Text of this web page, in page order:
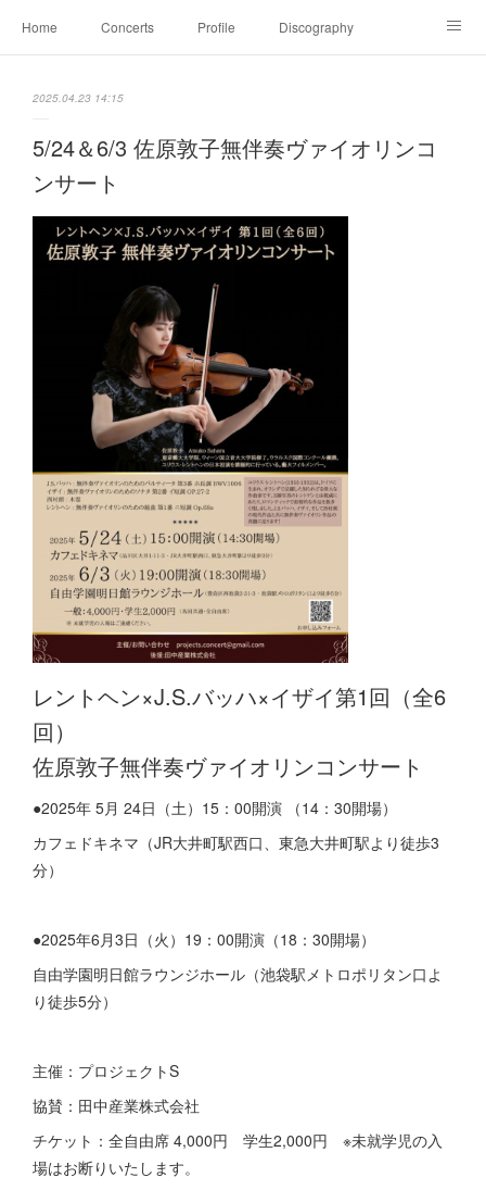
Home Concerts Profile Discography
2025.04.23 14:15
5/24＆6/3 佐原敦子無伴奏ヴァイオリンコ
ンサート
レントヘン×J.S.バッハ×イザイ第1回（全6
回）
佐原敦子無伴奏ヴァイオリンコンサート
●2025年 5月 24日（土）15：00開演 （14：30開場）
カフェドキネマ（JR大井町駅西口、東急大井町駅より徒歩3
分）
●2025年6月3日（火）19：00開演（18：30開場）
自由学園明日館ラウンジホール（池袋駅メトロポリタン口よ
り徒歩5分）
主催：プロジェクトS
協賛：田中産業株式会社
チケット：全自由席 4,000円 学生2,000円 ※未就学児の入
場はお断りいたします。